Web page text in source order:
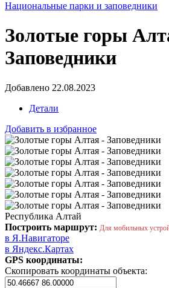
Национальные парки и заповедники
Золотые горы
Заповедники
Добавлено 22.08.2023
Детали
Добавить в избранное
Республика Алтай
Построить маршрут: Для мобильных
в Я.Навигаторе
в Яндекс.Картах
GPS координаты:
Скопировать координаты объекта: